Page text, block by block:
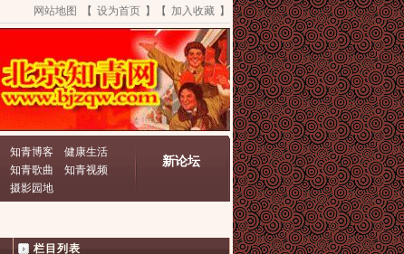
网站地图 【 设为首页 】【 加入收藏 】
知青博客
健康生活
知青歌曲
知青视频
摄影园地
新论坛
栏目列表